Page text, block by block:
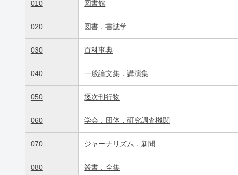
010 図書館
020 図書．書誌学
030 百科事典
040 一般論文集．講演集
050 逐次刊行物
060 学会．団体．研究調査機関
070 ジャーナリズム．新聞
080 叢書．全集